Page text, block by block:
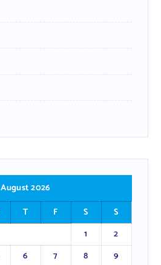
August 2026
T F S
S
1
2
6 7 8
9